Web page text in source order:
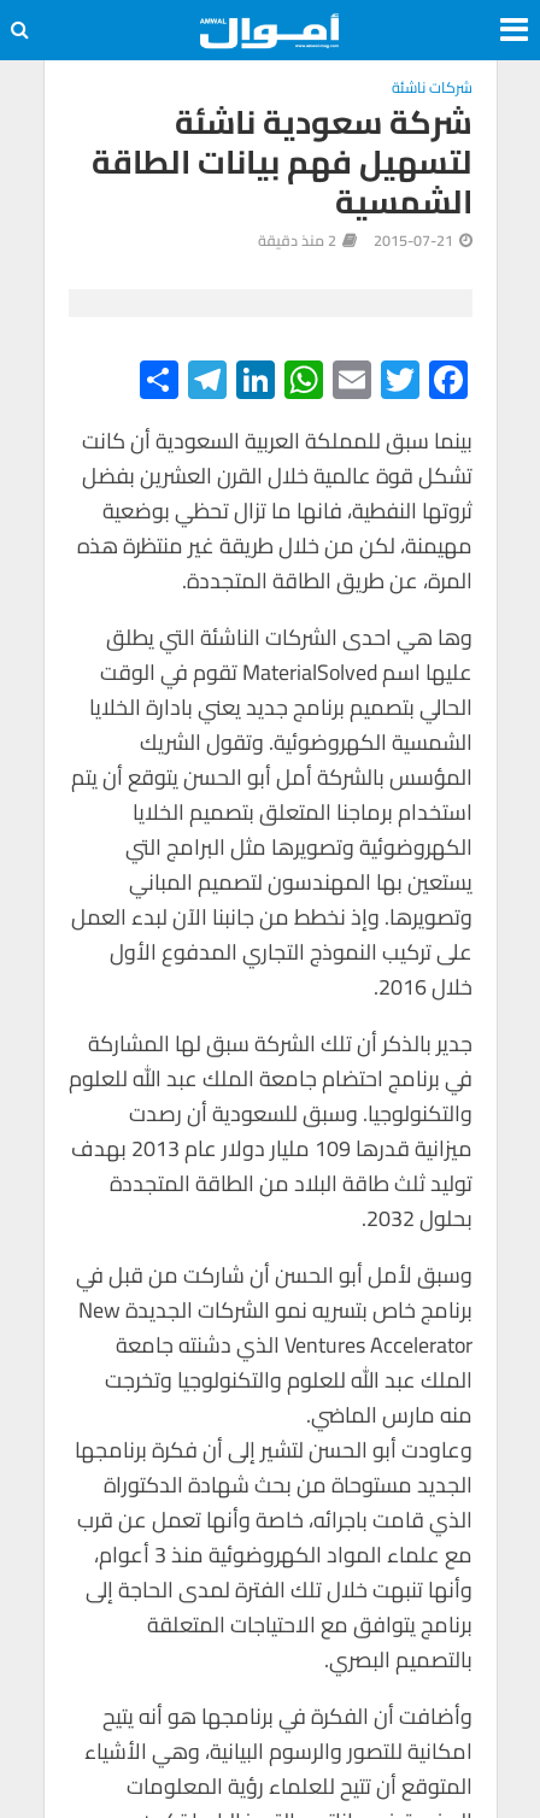
شركات ناشئة
شركة سعودية ناشئة
لتسهيل فهم بيانات الطاقة
الشمسية
2015-07-21 2 منذ دقيقة
F
ac
e
b
o
o
k
T
wi
tt
er
E
m
ail
W
h
at
s
A
p
p
Li
n
ke
dI
n
Te
le
gr
a
m
h
ar
e
بينما سبق للمملكة العربية السعودية أن كانت
تشكل قوة عالمية خلال القرن العشرين بفضل
ثروتها النفطية، فانها ما تزال تحظي بوضعية
مهيمنة، لكن من خلال طريقة غير منتظرة هذه
المرة، عن طريق الطاقة المتجددة.
وها هي احدى الشركات الناشئة التي يطلق
عليها اسم MaterialSolved تقوم في الوقت
الحالي بتصميم برنامج جديد يعني بادارة الخلايا
الشمسية الكهروضوئية. وتقول الشريك
المؤسس بالشركة أمل أبو الحسن يتوقع أن يتم
استخدام برماجنا المتعلق بتصميم الخلايا
الكهروضوئية وتصويرها مثل البرامج التي
يستعين بها المهندسون لتصميم المباني
وتصويرها. وإذ نخطط من جانبنا الآن لبدء العمل
على تركيب النموذج التجاري المدفوع الأول
خلال 2016.
جدير بالذكر أن تلك الشركة سبق لها المشاركة
في برنامج احتضام جامعة الملك عبد الله للعلوم
والتكنولوجيا. وسبق للسعودية أن رصدت
ميزانية قدرها 109 مليار دولار عام 2013 بهدف
توليد ثلث طاقة البلاد من الطاقة المتجددة
بحلول 2032.
وسبق لأمل أبو الحسن أن شاركت من قبل في
برنامج خاص بتسريه نمو الشركات الجديدة New
Ventures Accelerator الذي دشنته جامعة
الملك عبد الله للعلوم والتكنولوجيا وتخرجت
منه مارس الماضي.
وعاودت أبو الحسن لتشير إلى أن فكرة برنامجها
الجديد مستوحاة من بحث شهادة الدكتوراة
الذي قامت باجرائه، خاصة وأنها تعمل عن قرب
مع علماء المواد الكهروضوئية منذ 3 أعوام،
وأنها تنبهت خلال تلك الفترة لمدى الحاجة إلى
برنامج يتوافق مع الاحتياجات المتعلقة
بالتصميم البصري.
وأضافت أن الفكرة في برنامجها هو أنه يتيح
امكانية للتصور والرسوم البيانية، وهي الأشياء
المتوقع أن تتيح للعلماء رؤية المعلومات